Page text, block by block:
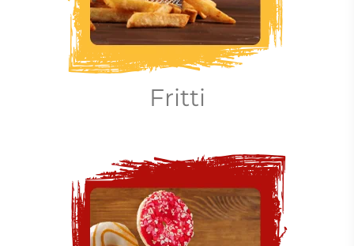
Fritti